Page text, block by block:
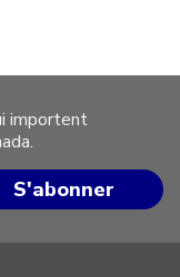
importent